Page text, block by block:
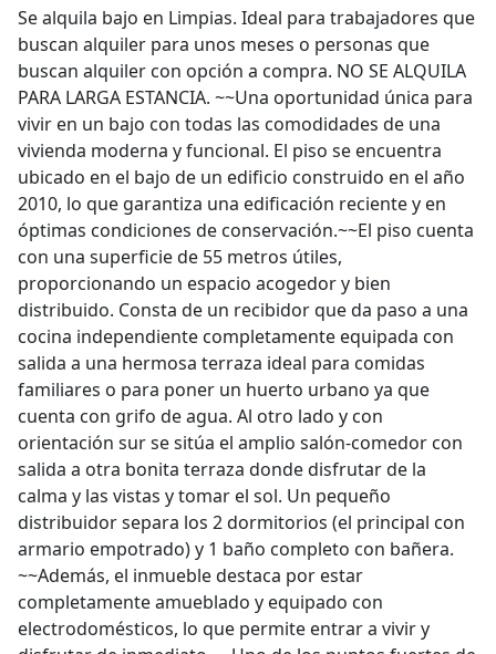
Se alquila bajo en Limpias. Ideal para trabajadores que
buscan alquiler para unos meses o personas que
buscan alquiler con opción a compra. NO SE ALQUILA
PARA LARGA ESTANCIA. ~~Una oportunidad única para
vivir en un bajo con todas las comodidades de una
vivienda moderna y funcional. El piso se encuentra
ubicado en el bajo de un edificio construido en el año
2010, lo que garantiza una edificación reciente y en
óptimas condiciones de conservación.~~El piso cuenta
con una superficie de 55 metros útiles,
proporcionando un espacio acogedor y bien
distribuido. Consta de un recibidor que da paso a una
cocina independiente completamente equipada con
salida a una hermosa terraza ideal para comidas
familiares o para poner un huerto urbano ya que
cuenta con grifo de agua. Al otro lado y con
orientación sur se sitúa el amplio salón-comedor con
salida a otra bonita terraza donde disfrutar de la
calma y las vistas y tomar el sol. Un pequeño
distribuidor separa los 2 dormitorios (el principal con
armario empotrado) y 1 baño completo con bañera.
~~Además, el inmueble destaca por estar
completamente amueblado y equipado con
electrodomésticos, lo que permite entrar a vivir y